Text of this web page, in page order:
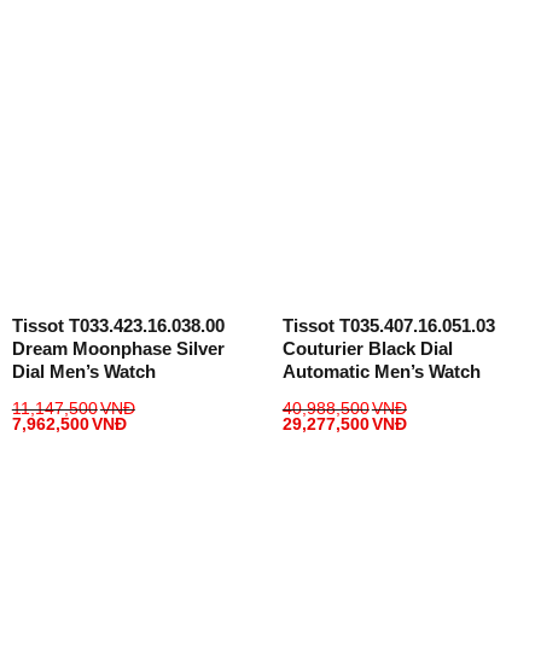
Tissot T033.423.16.038.00
Dream Moonphase Silver
Dial Men’s Watch
11,147,500VNĐ
7,962,500VNĐ
Tissot T035.407.16.051.03
Couturier Black Dial
Automatic Men’s Watch
40,988,500VNĐ
29,277,500VNĐ